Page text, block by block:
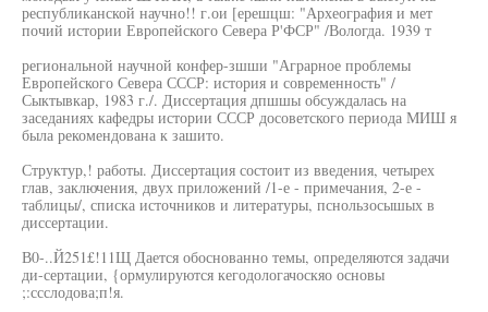
республиканской научно!! г.ои [ерешцш: "Археография и мет
почий истории Европейского Севера Р'ФСР" /Вологда. 1939 т
региональной научной конфер-зшши "Аграрное проблемы
Европейского Севера СССР: история и современность" /
Сыктывкар, 1983 г./. Диссертация дпшшы обсуждалась на
заседаниях кафедры истории СССР досоветского периода МИШ я
была рекомендована к зашито.
Структур,! работы. Диссертация состоит из введения, четырех
глав, заключения, двух приложений /1-е - примечания, 2-е -
таблицы/, списка источников и литературы, пснользосышых в
диссертации.
В0-..Й251£!11Щ Дается обоснованно темы, определяются задачи
ди-сертации, {ормулируются кегодологачоскяо основы
;:ссслодова;п!я.